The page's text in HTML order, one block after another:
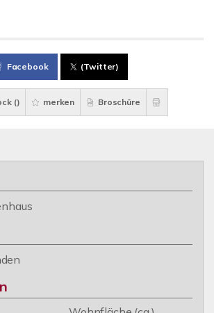
Facebook (Twitter)
() merken Broschüre